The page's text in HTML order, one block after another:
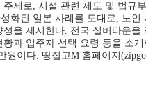
제로, 시설 관련 제도 및 법규
화된 일본 사례를 토대로, 노
을 제시한다. 전국 실버타운
과 입주자 선택 요령 등을 소개
이다. 땅집고M 홈페이지